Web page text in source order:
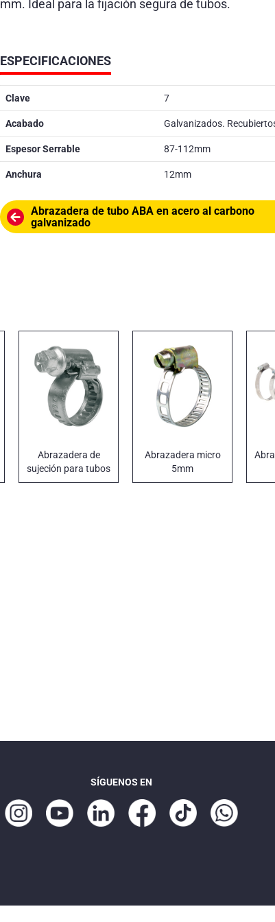
mm. Ideal para la fijación segura de tubos.
ESPECIFICACIONES
Clave 7
Acabado Galvanizados.
Espesor Serrable 87-112mm
Anchura 12mm
Abrazadera de tubo ABA en acero al carbono
galvanizado
Abrazadera de
sujeción para tubos
anchos 7,5 – 9 mm
Abrazadera micro
5mm
SÍGUENOS EN